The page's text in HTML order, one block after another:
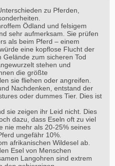
zu Pferden,
Ödland und felsigem
sehr aufmerksam. Sie prüfen
als beim Pferd – einem
eine kopflose Flucht der
zum sicheren Tod
stehen und
die größte
sie fliehen oder angreifen.
Nachdenken, entstand der
oder dummes Tier. Dies ist
sie zeigen ihr Leid nicht. Dies
dazu, dass Eseln oft zu viel
nie mehr als 20-25% seines
ungefähr 10%.
afrikanischen Wildesel ab.
Esel von Menschen
Langohren sind extrem